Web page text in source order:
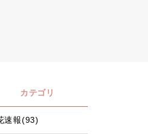
カテゴリ
速報(93)